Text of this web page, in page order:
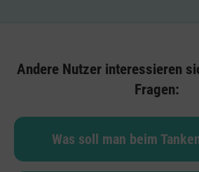
Andere Nutzer interessieren
Fragen:
Was soll man beim